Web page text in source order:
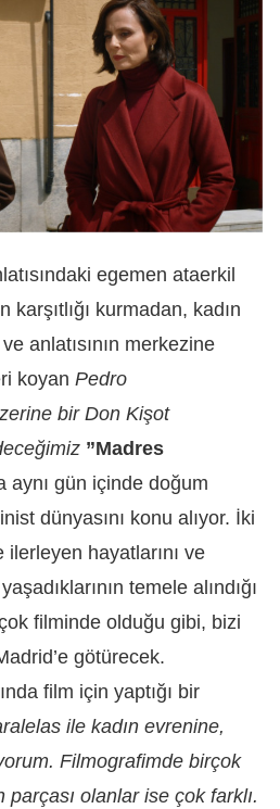
egemen ataerkil
karşıtlığı kurmadan, kadın
anlatısının merkezine
koyan Pedro
bir Don Kişot
”Madres
aynı gün içinde doğum
dünyasını konu alıyor. İki
ilerleyen hayatlarını ve
temele alındığı
çok filminde olduğu gibi, bizi
götürecek.
film için yaptığı bir
ile kadın evrenine,
Filmografimde birçok
olanlar ise çok farklı.